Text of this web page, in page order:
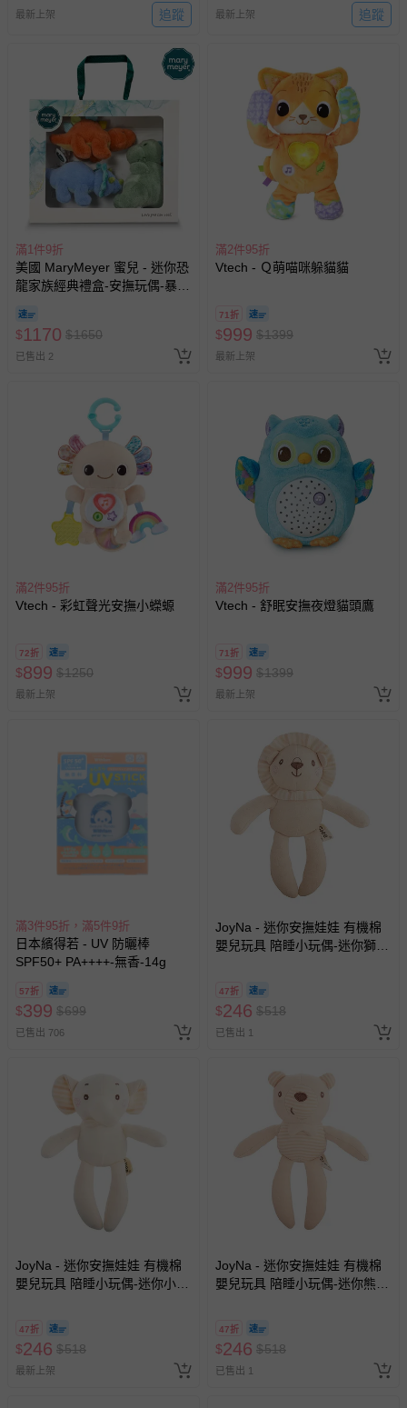
最新上架 追蹤 最新上架 追蹤
滿1件9折
美國 MaryMeyer 蜜兒 - 迷你恐
龍家族經典禮盒-安撫玩偶-暴龍
$1170 $1650
已售出 2
滿2件95折
Vtech - Ｑ萌喵咪躲貓貓
71折
$999 $1399
最新上架
滿2件95折
Vtech - 彩虹聲光安撫小蠑螈
72折
$899 $1250
最新上架
滿2件95折
Vtech - 舒眠安撫夜燈貓頭鷹
71折
$999 $1399
最新上架
滿3件95折，滿5件9折
日本繽得若 - UV 防曬棒
SPF50+ PA++++-無香-14g
57折
$399 $699
已售出 706
JoyNa - 迷你安撫娃娃 有機棉
嬰兒玩具 陪睡小玩偶-迷你獅子
47折
$246 $518
已售出 1
JoyNa - 迷你安撫娃娃 有機棉
嬰兒玩具 陪睡小玩偶-迷你小象
47折
$246 $518
最新上架
JoyNa - 迷你安撫娃娃 有機棉
嬰兒玩具 陪睡小玩偶-迷你熊熊
47折
$246 $518
已售出 1